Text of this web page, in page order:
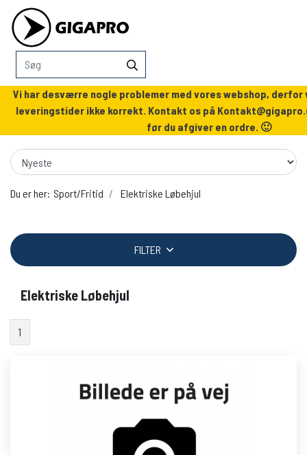
Vi har desværre nogle problemer med vores webshop, derfor
leveringstider ikke korrekt. Kontakt os på
før du afgiver en ordre. 🙂
Du er her: Sport/Fritid Elektriske Løbehjul
FILTER
Elektriske Løbehjul
1